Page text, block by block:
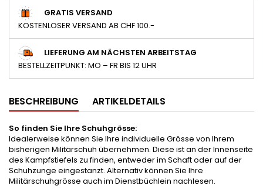
GRATIS VERSAND
KOSTENLOSER VERSAND AB CHF 100.-
LIEFERUNG AM NÄCHSTEN ARBEITSTAG
BESTELLZEITPUNKT: MO – FR BIS 12 UHR
BESCHREIBUNG ARTIKELDETAILS
So finden Sie Ihre Schuhgrösse:
Idealerweise können Sie Ihre individuelle Grösse von Ihrem
bisherigen Militärschuh übernehmen. Diese ist an der Innenseite
des Kampfstiefels zu finden, entweder im Schaft oder auf der
Schuhzunge eingestanzt. Alternativ können Sie Ihre
Militärschuhgrösse auch im Dienstbüchlein nachlesen.